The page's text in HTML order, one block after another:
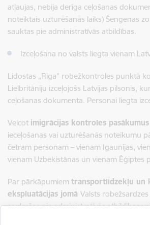
atļaujas, nebija derīga ceļošanas
noteiktais uzturēšanās laiks) Šengenas
sauktas pie administratīvās atbildības.
Izceļošana no valsts liegta vienam
Lidostas „Rīga” robežkontroles punktā
Lielbritāniju izceļojošs Latvijas pilsonis,
ceļošanas dokumenta. Personai liegta
Veicot imigrācijas kontroles
ieceļošanas vai uzturēšanās noteikumu
četrām personām – vienam Igaunijas,
vienam Uzbekistānas un vienam Ēģiptes
Par pārkāpumiem transportlīdzekļu un
ekspluatācijas jomā Valsts
saukušas pie administratīvās atbildības